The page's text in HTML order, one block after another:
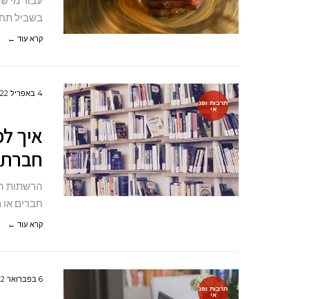
בשביל
קרא עוד ←
תרבות ופנ
אי
4 באפריל 2022
איך
הרשתות
חברים או
קרא עוד ←
תרבות ופנ
אי
6 בפברואר 2022